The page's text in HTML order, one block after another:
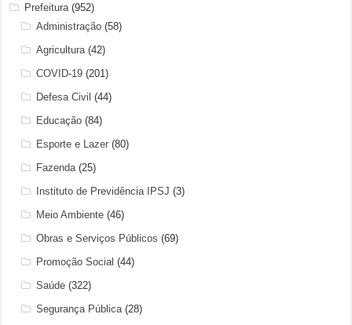
Prefeitura (952)
Administração (58)
Agricultura (42)
COVID-19 (201)
Defesa Civil (44)
Educação (84)
Esporte e Lazer (80)
Fazenda (25)
Instituto de Previdência IPSJ (3)
Meio Ambiente (46)
Obras e Serviços Públicos (69)
Promoção Social (44)
Saúde (322)
Segurança Pública (28)